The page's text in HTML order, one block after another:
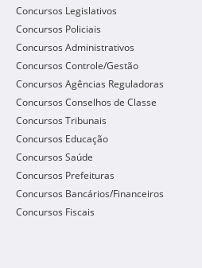
Concursos Legislativos
Concursos Policiais
Concursos Administrativos
Concursos Controle/Gestão
Concursos Agências Reguladoras
Concursos Conselhos de Classe
Concursos Tribunais
Concursos Educação
Concursos Saúde
Concursos Prefeituras
Concursos Bancários/Financeiros
Concursos Fiscais